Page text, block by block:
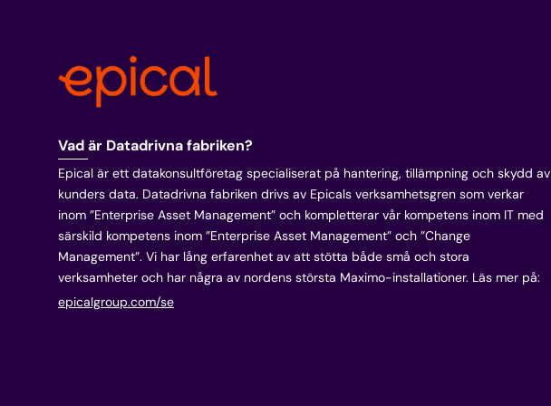
Vad är Datadrivna fabriken?
Epical är ett datakonsultföretag specialiserat på hantering, tillämpning och skydd av
kunders data. Datadrivna fabriken drivs av Epicals verksamhetsgren som verkar
inom ”Enterprise Asset Management” och kompletterar vår kompetens inom IT med
särskild kompetens inom ”Enterprise Asset Management” och ”Change
Management”. Vi har lång erfarenhet av att stötta både små och stora
verksamheter och har några av nordens största Maximo-installationer. Läs mer på:
epicalgroup.com/se